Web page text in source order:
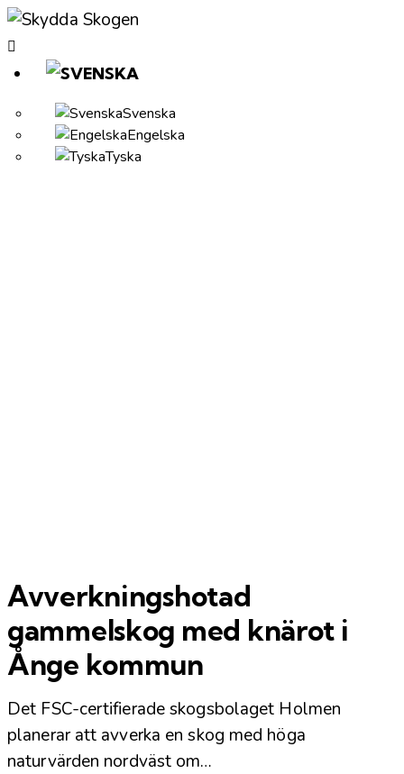
Svenska
Engelska
Tyska
Avverkningshotad
gammelskog med knärot i
Ånge kommun
Det FSC-certifierade skogsbolaget Holmen
planerar att avverka en skog med höga
naturvärden nordväst om…